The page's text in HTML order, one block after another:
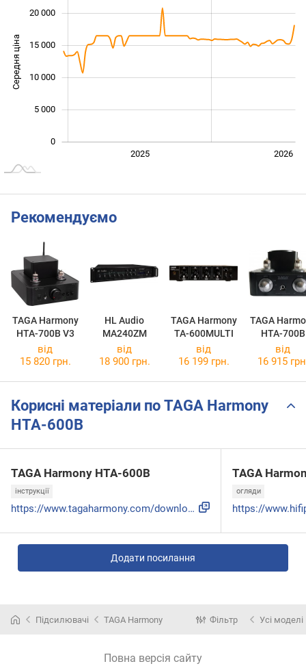
Середня ціна
0
5 000
10 000
15 000
20 000
2025 2026
Рекомендуємо
TAGA Harmony
HTA-700B V3
HL Audio
MA240ZM
TAGA Harmony
TA-600MULTI
TAGA
HTA-700B
від
15 820 грн.
від
18 900 грн.
від
16 199 грн.
від
16 915
Корисні матеріали по TAGA Harmony
HTA-600B
TAGA Harmony HTA-600B
інструкції
https://www.tagaharmony.com/downloads/HTA_600B_(08-2020)_EN...
TAGA
огляди
Додати посилання
Підсилювачі TAGA Harmony Фільтр Усі моделі
Повна версія сайту